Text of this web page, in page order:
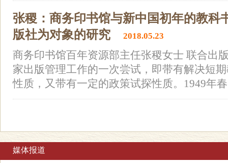
张稷：商务印书馆与新中国初年的教
版社为对象的研究
2018.05.23
商务印书馆百年资源部主任张稷女士 联合出
家出版管理工作的一次尝试，即带有解决短
性质，又带有一定的政策试探性质。1949年
媒体报道